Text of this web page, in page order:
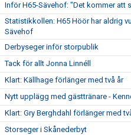
Inför H65-Sävehof: "Det kommer att
Statistikkollen: H65 Höör har aldrig
Sävehof
Derbyseger inför storpublik
Tack för allt Jonna Linnéll
Klart: Källhage förlänger med två år
Nytt upplägg med gästtränare -
Klart: Gry Berghdahl förlänger med
Storseger i Skånederbyt